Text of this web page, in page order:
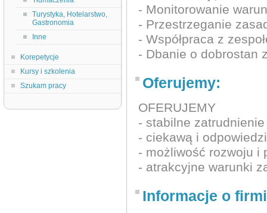
Turystyka, Hotelarstwo,
Gastronomia
Inne
Korepetycje
Kursy i szkolenia
Szukam pracy
- Monitorowanie
- Przestrzeganie
- Współpraca z
- Dbanie o dobrostan
Oferujemy:
OFERUJEMY
- stabilne
- ciekawą i
- możliwość rozwoju i
- atrakcyjne warunki
Informacje o